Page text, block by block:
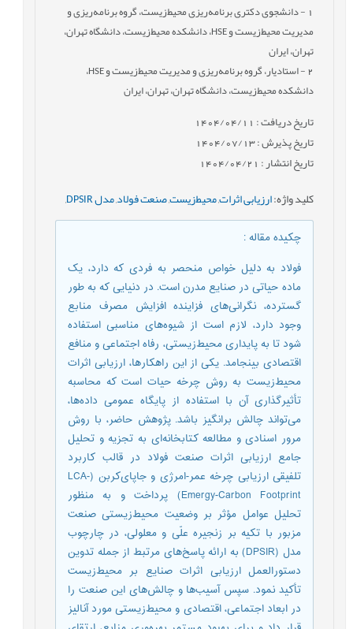
- دانشجوی دکتری برنامه‌ریزی محیط‌زیست، گروه برنامه‌ریزی و
مدیریت محیط‌زیست و HSE، دانشکده محیط‌زیست، دانشگاه تهران،
تهران، ایران
2
- استادیار، گروه برنامه‌ریزی و مدیریت محیط‌زیست و HSE،
دانشکده محیط‌زیست، دانشگاه تهران، تهران، ایران
تاریخ دریافت : 1404/04/11
تاریخ پذیرش : 1404/07/13
تاریخ انتشار : 1404/04/21
کلید واژه:ارزیابی اثرات,محیط‌زیست,صنعت فولاد,مدل DPSIR ,
چکیده مقاله:
فولاد به دلیل خواص منحصر به فردی که دارد، یک
ماده حیاتی در صنایع مدرن است. در دنیایی که به طور
گسترده، نگرانی‌های فزاینده افزایش مصرف منابع
وجود دارد، لازم است از شیوه‌های مناسبی استفاده
شود تا به پایداری محیط‌زیستی، رفاه اجتماعی و منافع
اقتصادی بینجامد. یکی از این راهکارها، ارزیابی اثرات
محیط‌زیست به روش چرخه حیات است که محاسبه
تأثیرگذاری آن با استفاده از پایگاه عمومی داده‌ها،
می‌تواند چالش برانگیز باشد. پژوهش حاضر، با روش
مرور اسنادی و مطالعه کتابخانه‌ای به تجزیه و تحلیل
جامع ارزیابی اثرات صنعت فولاد در قالب کاربرد
تلفیقی ارزیابی چرخه عمر-امرژی و جاپای‌کربن (LCA-
Emergy-Carbon Footprint) پرداخت و به منظور
تحلیل عوامل مؤثر بر وضعیت محیط‌زیستی صنعت
مزبور با تکیه بر زنجیره علّی و معلولی، در چارچوب
مدل (DPSIR) به ارائه پاسخ‌های مرتبط از جمله تدوین
دستورالعمل ارزیابی اثرات صنایع بر محیط‌زیست
تأکید نمود. سپس آسیب‌ها و چالش‌های این صنعت را
در ابعاد اجتماعی، اقتصادی و محیط‌زیستی مورد آنالیز